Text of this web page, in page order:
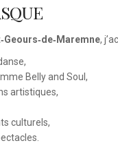
,
Belly and Soul,
artistiques,
culturels,